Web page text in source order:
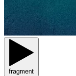
fragment